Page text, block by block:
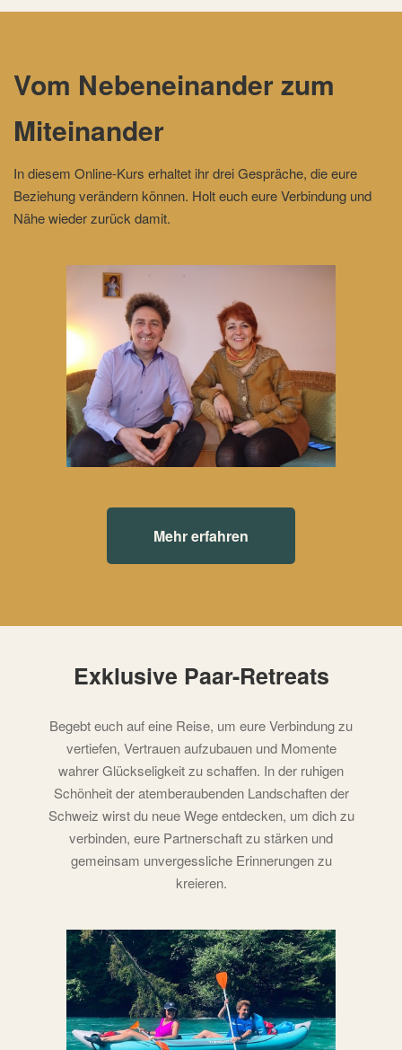
Vom Nebeneinander zum
Miteinander
In diesem Online-Kurs erhaltet ihr drei Gespräche, die eure
Beziehung verändern können. Holt euch eure Verbindung und
Nähe wieder zurück damit.
Mehr erfahren
Exklusive Paar-Retreats
Begebt euch auf eine Reise, um eure Verbindung zu
vertiefen, Vertrauen aufzubauen und Momente
wahrer Glückseligkeit zu schaffen. In der ruhigen
Schönheit der atemberaubenden Landschaften der
Schweiz wirst du neue Wege entdecken, um dich zu
verbinden, eure Partnerschaft zu stärken und
gemeinsam unvergessliche Erinnerungen zu
kreieren.